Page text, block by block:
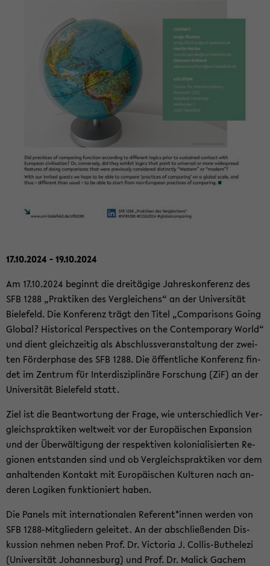
17.10.2024 - 19.10.2024
Am 17.10.2024 be­ginnt die drei­tä­gi­ge Jah­res­kon­fe­renz des
SFB 1288 „Prak­ti­ken des Ver­glei­chens“ an der Uni­ver­si­tät
Bie­le­feld. Die Kon­fe­renz trägt den Titel „Com­pa­ri­sons Going
Glo­bal? His­to­ri­cal Per­spec­ti­ves on the Con­tem­pora­ry World“
und dient gleich­zei­tig als Ab­schluss­ver­an­stal­tung der zwei­
ten För­der­pha­se des SFB 1288. Die öf­fent­li­che Kon­fe­renz fin­
det im Zen­trum für In­ter­dis­zi­pli­nä­re For­schung (ZiF) an der
Uni­ver­si­tät Bie­le­feld statt.
Ziel ist die Be­ant­wor­tung der Frage, wie un­ter­schied­lich Ver­
gleichs­prak­ti­ken welt­weit vor der Eu­ro­päi­schen Ex­pan­si­on
und der Über­wäl­ti­gung der re­spek­ti­ven ko­lo­nia­li­sier­ten Re­
gio­nen ent­stan­den sind und ob Ver­gleichs­prak­ti­ken vor dem
an­hal­ten­den Kon­takt mit Eu­ro­päi­schen Kul­tu­ren nach an­
de­ren Lo­gi­ken funk­tio­niert haben.
Die Pa­nels mit in­ter­na­tio­na­len Re­fe­rent*innen wer­den von
SFB 1288-​Mitgliedern ge­lei­tet. An der ab­schlie­ßen­den Dis­
kus­si­on neh­men neben Prof. Dr. Vic­to­ria J. Collis-​Buthelezi
(Uni­ver­si­tät Jo­han­nes­burg) und Prof. Dr. Malick Ga­chem